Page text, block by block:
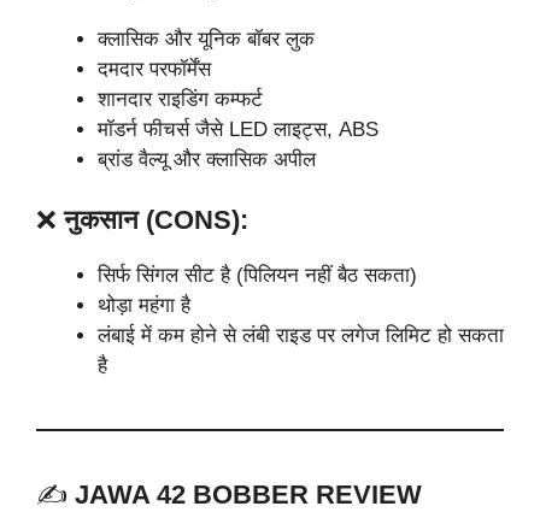
क्लासिक और यूनिक बॉबर लुक
दमदार परफॉर्मेंस
शानदार राइडिंग कम्फर्ट
मॉडर्न फीचर्स जैसे LED लाइट्स, ABS
ब्रांड वैल्यू और क्लासिक अपील
❌नुकसान (CONS):
सिर्फ सिंगल सीट है (पिलियन नहीं बैठ सकता)
थोड़ा महंगा है
लंबाई में कम होने से लंबी राइड पर लगेज लिमिट हो सकता
है
✍️ JAWA 42 BOBBER REVIEW